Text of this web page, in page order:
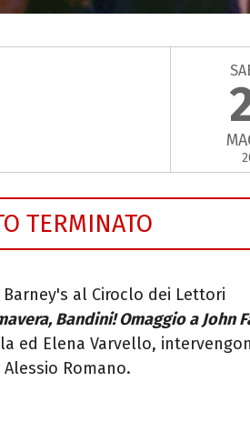
TERMINATO
al Ciroclo dei Lettori
Bandini!Omaggio a John
ed Elena Varvello,
Alessio Romano.